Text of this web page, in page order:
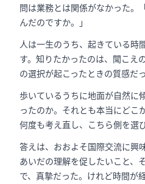
問は業務とは関係がなかった。
んだのですか。」
人は一生のうち、起きている時
す。知りたかったのは、聞こえ
の選択が起こったときの質感だっ
歩いているうちに地面が自然に
ったのか。それとも本当にどこ
何度も考え直し、こちら側を選
答えは、おおよそ国際交流に興
あいだの理解を促したいこと、
で、真摯だった。けれど時間が